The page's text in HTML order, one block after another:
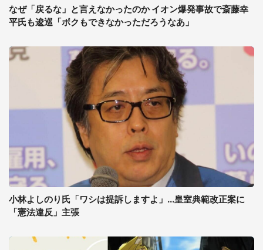
なぜ「戻るな」と言えなかったのか イオン爆発事故で斎藤幸
平氏も逡巡「ボクもできなかっただろうなあ」
小林よしのり氏「ワシは提訴しますよ」...皇室典範改正案に
「憲法違反」主張